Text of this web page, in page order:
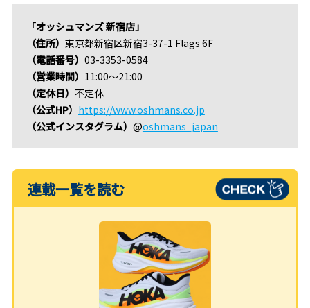
「オッシュマンズ 新宿店」
（住所） 東京都新宿区新宿3-37-1 Flags 6F
（電話番号） 03-3353-0584
（営業時間） 11:00〜21:00
（定休日） 不定休
（公式HP） https://www.oshmans.co.jp
（公式インスタグラム） @oshmans_japan
連載一覧を読む